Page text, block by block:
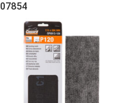
07854